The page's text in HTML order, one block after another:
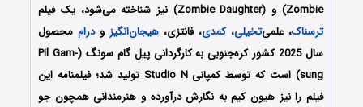
Zombie) و (Zombie Daughter) نیز شناخته می‌شود، یک فیلم
ترسناک، علمی‌تخیلی،کمدی، فانتزی، هیجان‌انگیز ودراممحصول
سال 2025 کشور کره‌جنوبی به کارگردانی پیل گام سونگ (Pil Gam-
sung) است که توسط کمپانی‌ Studio N تولید شد؛ فیلمنامه این
فیلم را نیز هیون کیمبه نگارش درآورده و هنرمندانی همچونجو